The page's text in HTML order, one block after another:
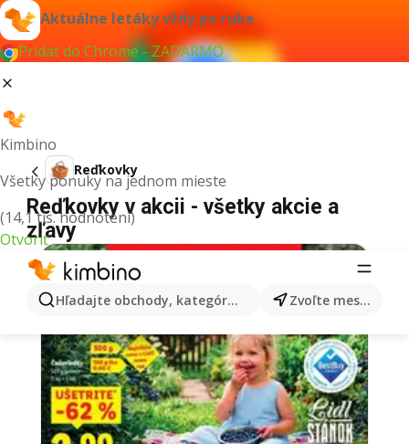
Aktuálne letáky vždy po ruke
Pridať do Chrome - ZADARMO
Kimbino
Všetky ponuky na jednom mieste
(14,1 tis. hodnotení)
Otvoriť
Hľadajte obchody, kategórie, produkty... Zvoľte mesto
Reďkovky
Reďkovky v akcii - všetky akcie a
zľavy